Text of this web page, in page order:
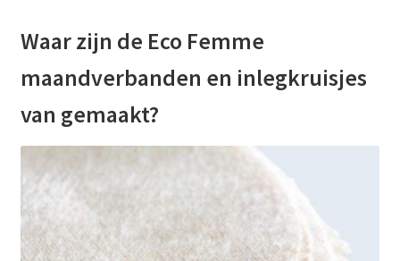
Waar zijn de Eco Femme
maandverbanden en inlegkruisjes
van gemaakt?